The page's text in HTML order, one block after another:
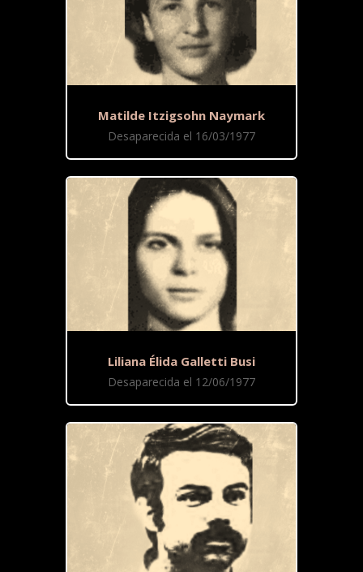
Matilde Itzigsohn Naymark
Desaparecida el 16/03/1977
Liliana Élida Galletti Busi
Desaparecida el 12/06/1977